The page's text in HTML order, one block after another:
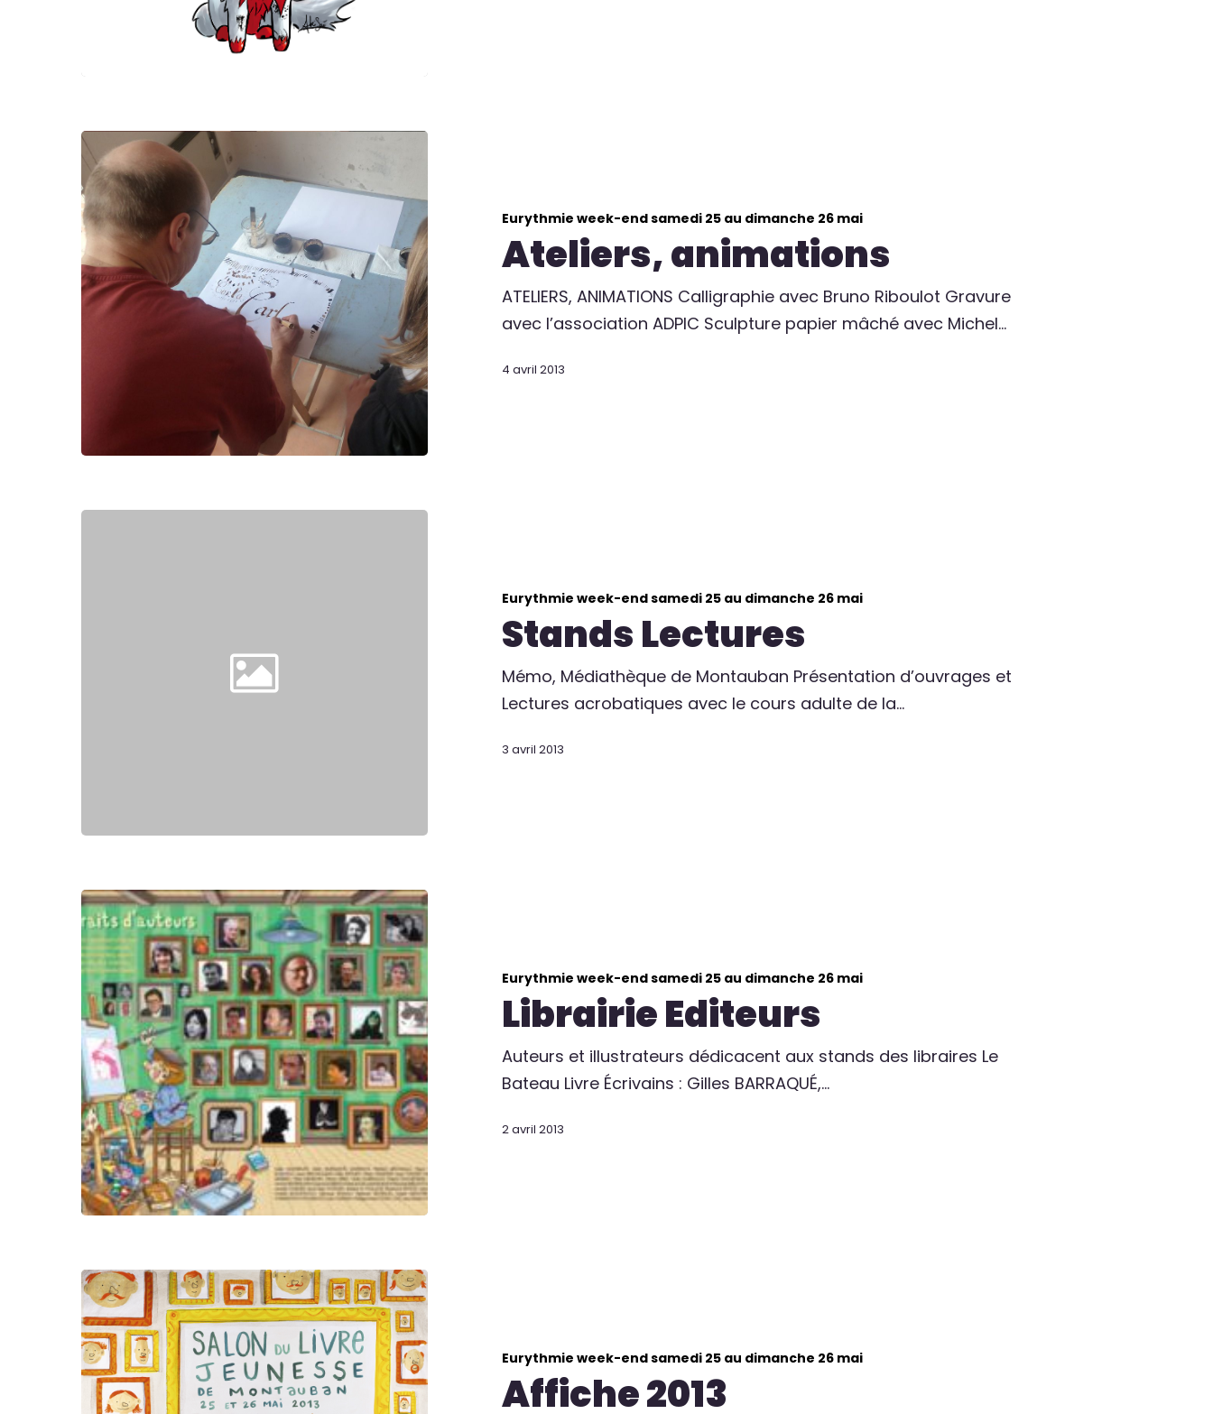
Eurythmie week-end samedi 25 au dimanche 26 mai
Ateliers, animations
ATELIERS, ANIMATIONS Calligraphie avec Bruno Riboulot Gravure
avec l’association ADPIC Sculpture papier mâché avec Michel…
4 avril 2013
Eurythmie week-end samedi 25 au dimanche 26 mai
Stands Lectures
Mémo, Médiathèque de Montauban Présentation d’ouvrages et
Lectures acrobatiques avec le cours adulte de la…
3 avril 2013
Eurythmie week-end samedi 25 au dimanche 26 mai
Librairie Editeurs
Auteurs et illustrateurs dédicacent aux stands des libraires Le
Bateau Livre Écrivains : Gilles BARRAQUÉ,…
2 avril 2013
Eurythmie week-end samedi 25 au dimanche 26 mai
Affiche 2013